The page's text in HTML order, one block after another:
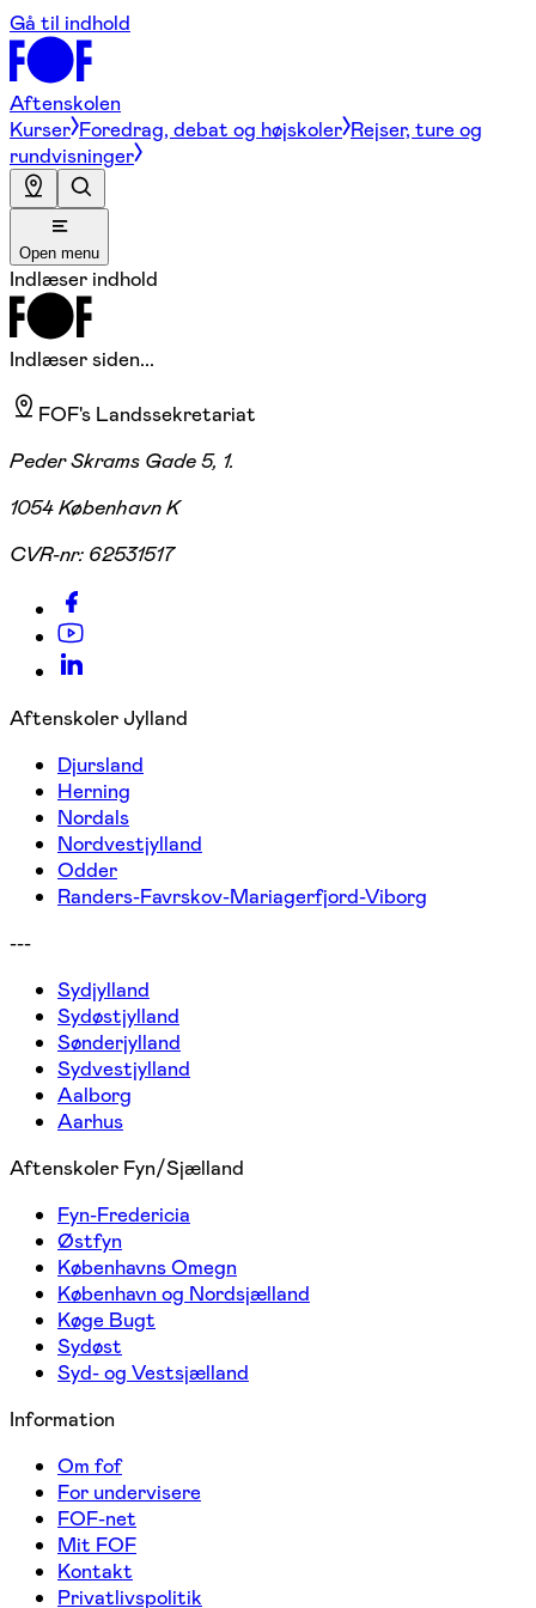
Gå til indhold
Aftenskolen
Kurser Foredrag, debat og højskoler Rejser, ture og
rundvisninger
Open menu
Indlæser indhold
Indlæser siden...
FOF's Landssekretariat
Peder Skrams Gade 5, 1.
1054 København K
CVR-nr: 62531517
Aftenskoler Jylland
Djursland
Herning
Nordals
Nordvestjylland
Odder
Randers-Favrskov-Mariagerfjord-Viborg
---
Sydjylland
Sydøstjylland
Sønderjylland
Sydvestjylland
Aalborg
Aarhus
Aftenskoler Fyn/Sjælland
Fyn-Fredericia
Østfyn
Københavns Omegn
København og Nordsjælland
Køge Bugt
Sydøst
Syd- og Vestsjælland
Information
Om fof
For undervisere
FOF-net
Mit FOF
Kontakt
Privatlivspolitik